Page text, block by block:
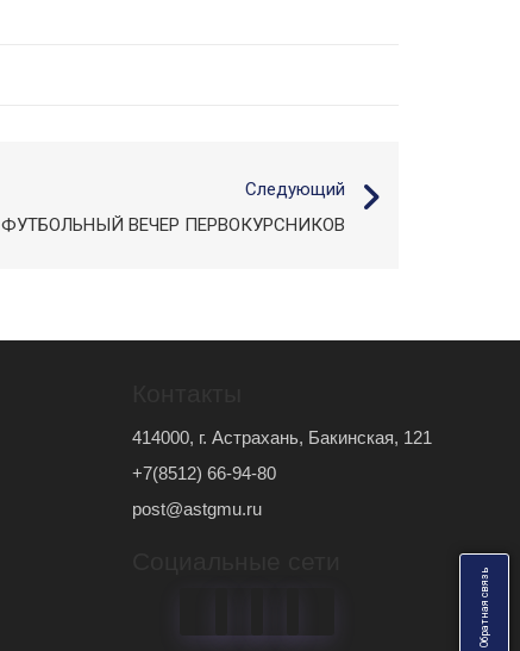
О
б
р
а
т
н
а
я
с
в
я
з
ь
Следующий
ФУТБОЛЬНЫЙ ВЕЧЕР ПЕРВОКУРСНИКОВ
414000, г. Астрахань, Бакинская, 121
+7(8512) 66-94-80
post@astgmu.ru